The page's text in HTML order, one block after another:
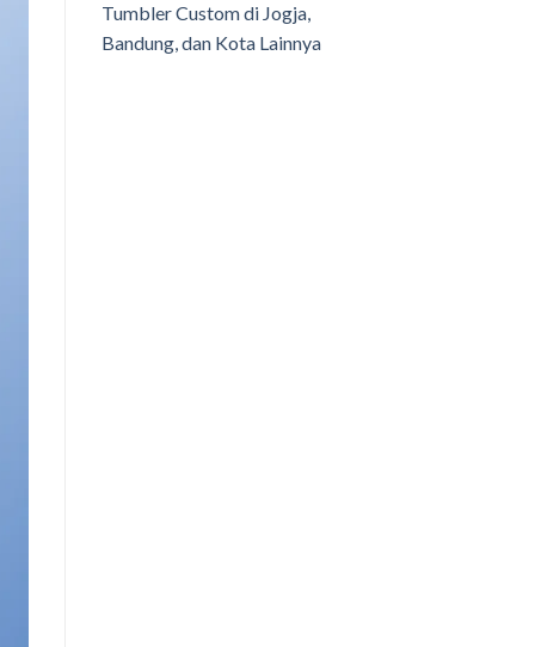
Tumbler Custom di Jogja,
Bandung, dan Kota Lainnya